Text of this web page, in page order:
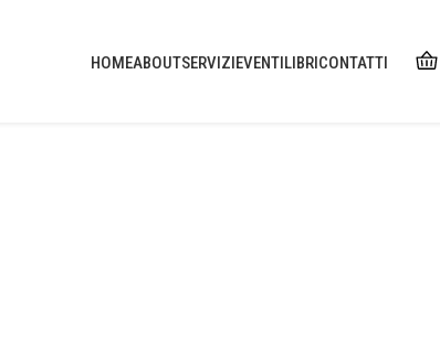
HOMEABOUTSERVIZIEVENTILIBRICONTATTI